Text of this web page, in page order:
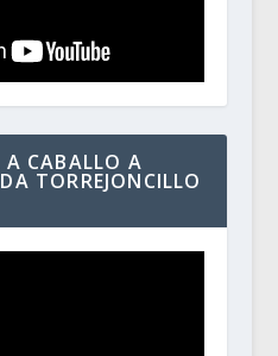
A CABALLO A
TORREJONCILLO